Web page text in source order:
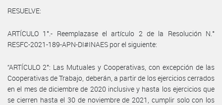
RESUELVE:
ARTÍCULO 1°.- Reemplazase el artículo 2 de la Resolución N.°
RESFC-2021-189-APN-DI#INAES por el siguiente:
“ARTÍCULO 2°: Las Mutuales y Cooperativas, con excepción de las
Cooperativas de Trabajo, deberán, a partir de los ejercicios cerrados
en el mes de diciembre de 2020 inclusive y hasta los ejercicios que
se cierren hasta el 30 de noviembre de 2021, cumplir solo con los